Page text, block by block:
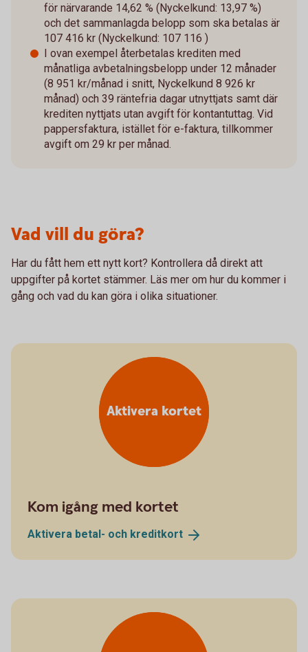
för närvarande 14,62 % (Nyckelkund: 13,97 %)
och det sammanlagda belopp som ska betalas är
107 416 kr (Nyckelkund: 107 116 )
I ovan exempel återbetalas krediten med
månatliga avbetalningsbelopp under 12 månader
(8 951 kr/månad i snitt, Nyckelkund 8 926 kr
månad) och 39 räntefria dagar utnyttjats samt där
krediten nyttjats utan avgift för kontantuttag. Vid
pappersfaktura, istället för e-faktura, tillkommer
avgift om 29 kr per månad.
Vad vill du göra?
Har du fått hem ett nytt kort? Kontrollera då direkt att
uppgifter på kortet stämmer. Läs mer om hur du kommer i
gång och vad du kan göra i olika situationer.
Aktivera kortet
Kom igång med kortet
Aktivera betal- och kreditkort